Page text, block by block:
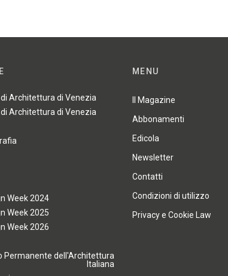
Architettura di Venezia
Architettura di Venezia
Week 2024
Week 2025
Week 2026
Permanente dell'Architettura
Italiana
MENU
Il Magazine
Abbonamenti
Edicola
Newsletter
Contatti
Condizioni di utilizzo
Privacy e Cookie Law